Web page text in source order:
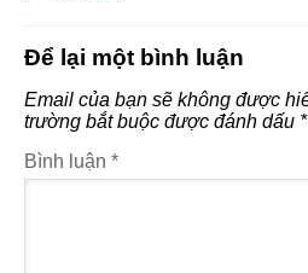
Để lại một bình luận
Email của bạn sẽ không được
trường bắt buộc được đánh dấu *
Bình luận *